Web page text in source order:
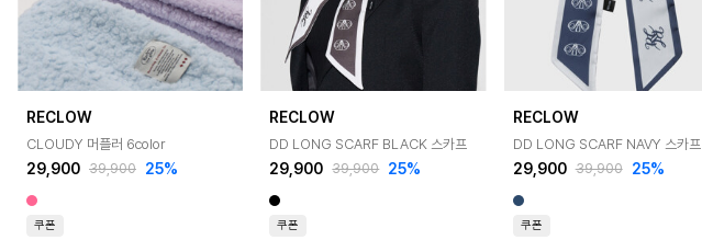
RECLOW
CLOUDY 머플러 6color
29,900 39,900 25%
쿠폰
RECLOW
DD LONG SCARF BLACK 스카프
29,900 39,900 25%
쿠폰
RECLOW
DD LONG SCARF NAVY 스카프
29,900 39,900 25%
쿠폰